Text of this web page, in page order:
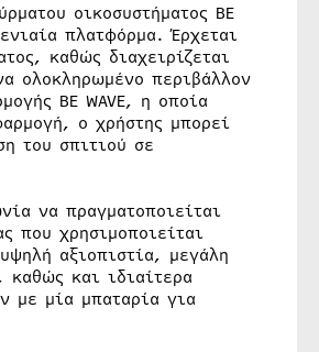
οικοσυστήματος BE
πλατφόρμα. Έρχεται
καθώς διαχειρίζεται
ολοκληρωμένο περιβάλλον
BE WAVE, η οποία
ο χρήστης μπορεί
του σπιτιού σε
να πραγματοποιείται
που χρησιμοποιείται
αξιοπιστία, μεγάλη
και ιδιαίτερα
με μία μπαταρία για